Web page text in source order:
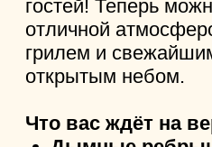
десерта.